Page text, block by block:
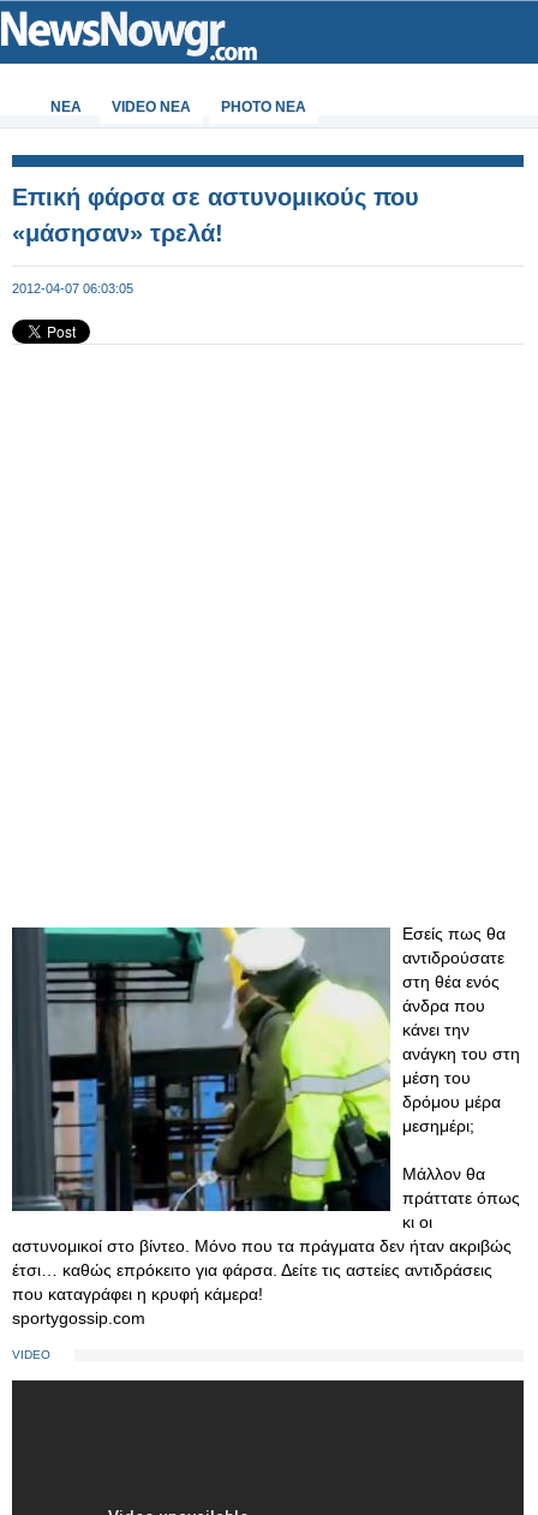
ΝΕΑ VIDEO NEA PHOTO NEA
Επική φάρσα σε αστυνομικούς που
«μάσησαν» τρελά!
2012-04-07 06:03:05
Εσείς πως θα
αντιδρούσατε
στη θέα ενός
άνδρα που
κάνει την
ανάγκη του στη
μέση του
δρόμου μέρα
μεσημέρι;
Μάλλον θα
πράττατε όπως
κι οι
αστυνομικοί στο βίντεο. Μόνο που τα πράγματα δεν ήταν ακριβώς
έτσι… καθώς επρόκειτο για φάρσα. Δείτε τις αστείες αντιδράσεις
που καταγράφει η κρυφή κάμερα!
sportygossip.com
VIDEO